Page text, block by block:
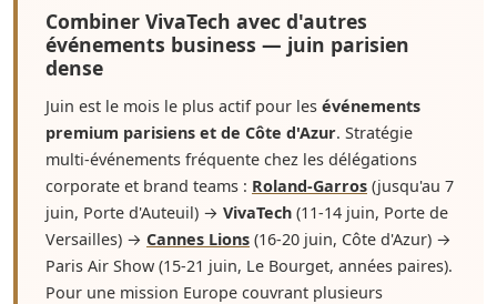
Combiner VivaTech avec d'autres
événements business — juin parisien
dense
Juin est le mois le plus actif pour les événements
premium parisiens et de Côte d'Azur. Stratégie
multi-événements fréquente chez les délégations
corporate et brand teams : Roland-Garros (jusqu'au 7
juin, Porte d'Auteuil) → VivaTech (11-14 juin, Porte de
Versailles) → Cannes Lions (16-20 juin, Côte d'Azur) →
Paris Air Show (15-21 juin, Le Bourget, années paires).
Pour une mission Europe couvrant plusieurs